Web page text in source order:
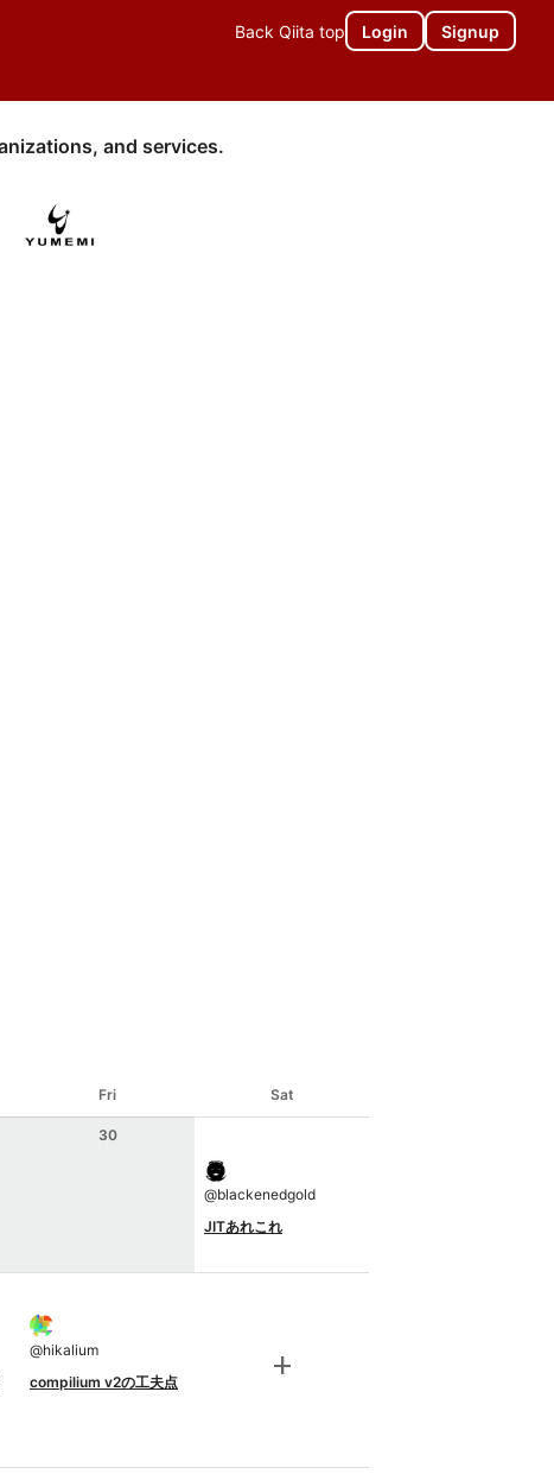
Back Qiita top Login Signup
and services.
Fri Sat
30
@blackenedgold
JITあれこれ
@hikalium
compilium v2の工夫点
add